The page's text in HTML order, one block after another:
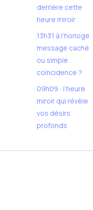
derrière cette
heure miroir
13h31 à l’horloge :
message caché
ou simple
coïncidence ?
09h09 : l’heure
miroir qui révèle
vos désirs
profonds